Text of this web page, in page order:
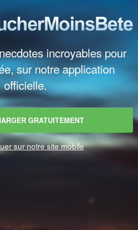
incroyables pour
sur notre application
officielle.
GRATUITEMENT
sur notre site mobile